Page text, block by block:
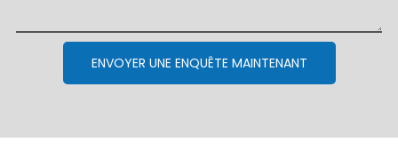
ENVOYER UNE ENQUÊTE MAINTENANT